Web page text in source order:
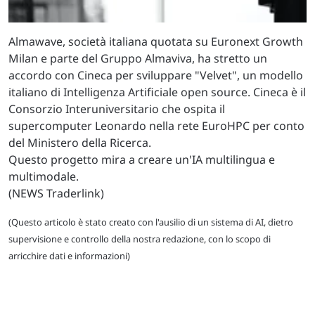
Almawave, società italiana quotata su Euronext Growth
Milan e parte del Gruppo Almaviva, ha stretto un
accordo con Cineca per sviluppare "Velvet", un modello
italiano di Intelligenza Artificiale open source. Cineca è il
Consorzio Interuniversitario che ospita il
supercomputer Leonardo nella rete EuroHPC per conto
del Ministero della Ricerca.
Questo progetto mira a creare un'IA multilingua e
multimodale.
(NEWS Traderlink)
(Questo articolo è stato creato con l'ausilio di un sistema di AI, dietro
supervisione e controllo della nostra redazione, con lo scopo di
arricchire dati e informazioni)